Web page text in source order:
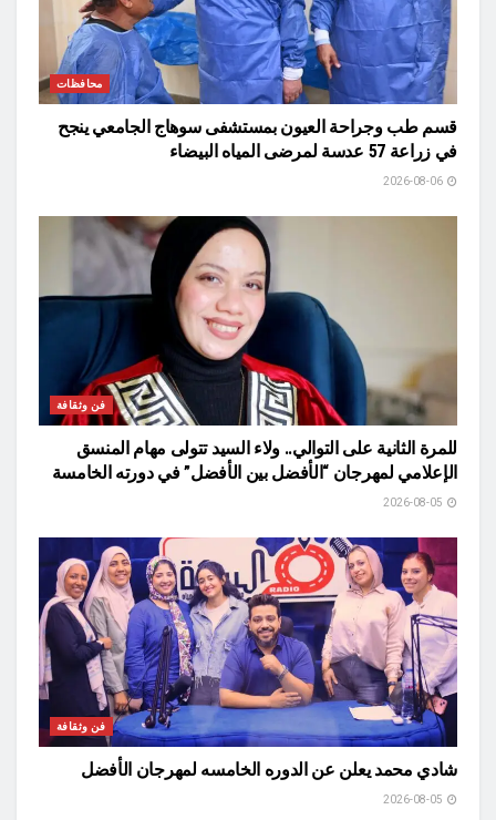
محافظات
قسم طب وجراحة العيون بمستشفى سوهاج الجامعي ينجح
في زراعة 57 عدسة لمرضى المياه البيضاء
فن وثقافة
للمرة الثانية على التوالي.. ولاء السيد تتولى مهام المنسق
الإعلامي لمهرجان “الأفضل بين الأفضل” في دورته الخامسة
فن وثقافة
شادي محمد يعلن عن الدوره الخامسه لمهرجان الأفضل